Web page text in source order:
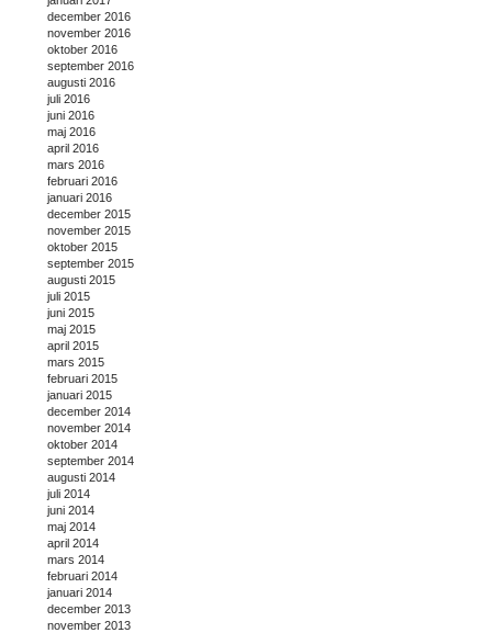
december 2016
november 2016
oktober 2016
september 2016
augusti 2016
juli 2016
juni 2016
maj 2016
april 2016
mars 2016
februari 2016
januari 2016
december 2015
november 2015
oktober 2015
september 2015
augusti 2015
juli 2015
juni 2015
maj 2015
april 2015
mars 2015
februari 2015
januari 2015
december 2014
november 2014
oktober 2014
september 2014
augusti 2014
juli 2014
juni 2014
maj 2014
april 2014
mars 2014
februari 2014
januari 2014
december 2013
november 2013